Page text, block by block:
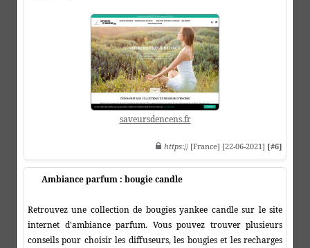
saveursdencens.fr
https:// [France] [22-06-2021] [#6]
Ambiance parfum : bougie candle
Retrouvez une collection de bougies yankee candle sur le site
internet d'ambiance parfum. Vous pouvez trouver plusieurs
conseils pour choisir les diffuseurs, les bougies et les recharges